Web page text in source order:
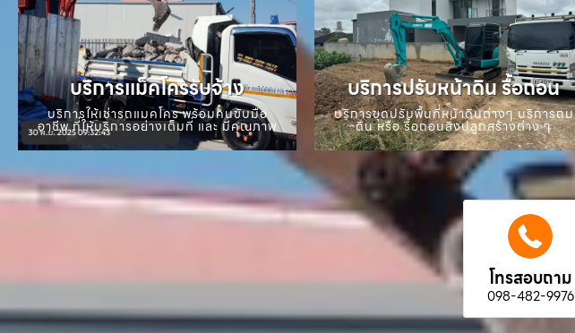
บริการแม็คโครรับจ้าง
บริการให้เช่ารถแมคโคร พร้อมคนขับมือ
อาชีพ ที่ให้บริการอย่างเต็มที่ และ มีคุณภาพ
บริการปรับหน้าดิน รื้อถอน
บริการขุดปรับพื้นที่หน้าดินต่างๆ บริการถม
ดิน หรือ รื้อถอนสิ่งปลูกสร้างต่าง ๆ
โทรสอบถาม
098-482-9976